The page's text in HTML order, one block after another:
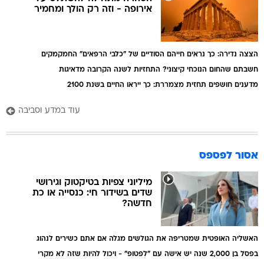
אירופה - וזה רק הולך ומחמיר
הצצה נדירה: כך נראים חייהם הסודיים של "כלבי הרפאים" החמקמקים
חשבתם שהחום הנוכחי קיצוני? התחזיות לשנה הקרובה מדאיגות
מדענים חושפים תחזית מצמררת: כך ייראו החיים בשנת 2100
עוד במדע וסביבה
אסור לפספס
מיליוני צפיות בטיקטוק וגירושי
שדים בשידור חי: כנסייה או כת
חדשה?
האשליה האופטית שמטריפה את הגולשים מגלה אם אתם כשירים לנהוג
בפסל בן 2,000 שנה יש אישה עם "לפטופ" - ויכול להיות שזה לא מקרי